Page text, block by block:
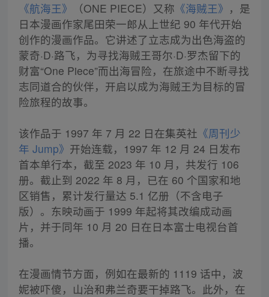
《航海王》 （ONE PIECE）又称 《海贼王》 ，是
日本漫画作家尾田荣一郎从上世纪 90 年代开始
创作的漫画作品。它讲述了立志成为出色海盗的
蒙奇·D·路飞，为寻找海贼王哥尔·D·罗杰留下的
财富“One Piece”而出海冒险，在旅途中不断寻找
志同道合的伙伴，开启以成为海贼王为目标的冒
险旅程的故事。
该作品于 1997 年 7 月 22 日在集英社 《周刊少
年 Jump》 开始连载，1997 年 12 月 24 日发布
首本单行本，截至 2023 年 10 月，共发行 106
册。截止到 2022 年 8 月，已在 60 个国家和地
区销售，累计发行量达 5.1 亿册（不含电子
版）。东映动画于 1999 年起将其改编成动画
片，并于同年 10 月 20 日在日本富士电视台首
播。
在漫画情节方面，例如在最新的 1119 话中，波
妮被吓傻，山治和弗兰奇要干掉路飞。此外，在